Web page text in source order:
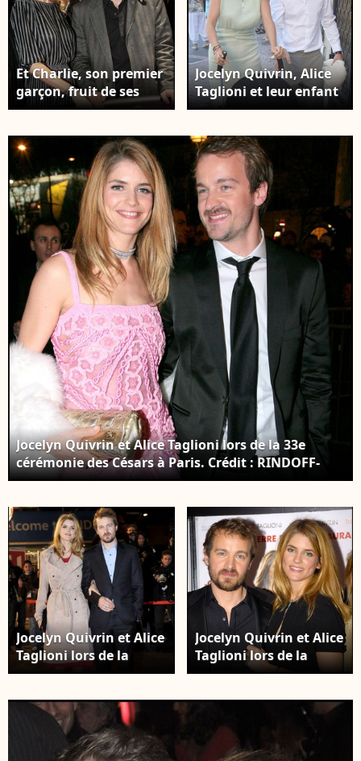
Et Charlie, son premier
garçon, fruit de ses
amours avec le
Quivrin Photo
exclusive - Alice
Taglioni, Jocelyn
Quivrin - Inauguration
de la boutique Cartier,
rue du Faubourg Saint-
Honoré à Paris.
BERTRAND RINDOFF
PETROFF / BESTIMAGE
Jocelyn Quivrin, Alice
Taglioni et leur enfant
Charlie à Anduze pour
Dujardin et Alexandra
Lamy. Crédit :
JACOVIDES-MOREAU /
BESTIMAGE
Jocelyn Quivrin et Alice Taglioni lors de la 33e
cérémonie des Césars à Paris. Crédit : RINDOFF-
BORDE / BESTIMAGE
Jocelyn Quivrin et Alice
Taglioni lors de la
cérémonie des NRJ
Crédit : RACHID
BELLAK / BESTIMAGE
Jocelyn Quivrin et Alice
Taglioni lors de la
Première du film
impitoyable". Crédit :
JAEGLE STEPHANE /
BESTIMAGE